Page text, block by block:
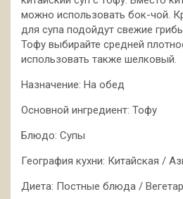
можно использовать бок-чой.
для супа подойдут свежие
Тофу выбирайте средней
использовать также шелковый.
Назначение: На обед
Основной ингредиент: Тофу
Блюдо: Супы
География кухни: Китайская /
Диета: Постные блюда /